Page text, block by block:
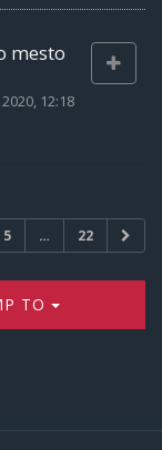
mesto
12:18
5 … 22
TO